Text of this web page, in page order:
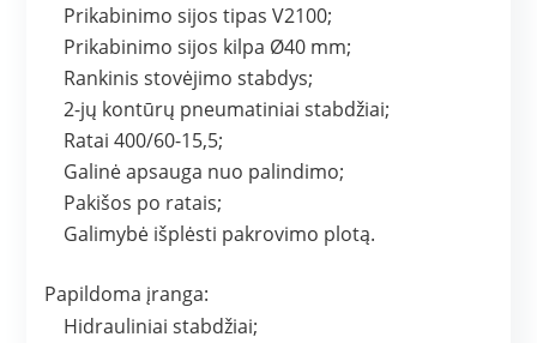
Prikabinimo sijos tipas V2100;
Prikabinimo sijos kilpa Ø40 mm;
Rankinis stovėjimo stabdys;
2-jų kontūrų pneumatiniai stabdžiai;
Ratai 400/60-15,5;
Galinė apsauga nuo palindimo;
Pakišos po ratais;
Galimybė išplėsti pakrovimo plotą.
Papildoma įranga:
Hidrauliniai stabdžiai;